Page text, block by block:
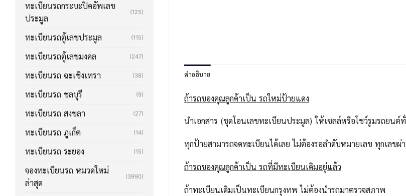
ทะเบียนรถกระบะปิคอัพเลข
ประมูล
(125)
ทะเบียนรถตู้เลขประมูล (115)
ทะเบียนรถตู้เลขมงคล (247)
ทะเบียนรถ ฉะเชิงเทรา (38)
ทะเบียนรถ ชลบุรี (9)
ทะเบียนรถ สงขลา (27)
ทะเบียนรถ ภูเก็ต (14)
ทะเบียนรถ ระยอง (15)
จองทะเบียนรถ หมวดใหม่
ล่าสุด
(3990)
คำอธิบาย
ถ้ารถของคุณลูกค้าเป็น รถใหม่ป้ายแดง
นำเอกสาร (ชุดโอนเลขทะเบียนประมูล) ให้เซลล์หรือโชว์รูมรถยนต์
ทุกป้ายสามารถจดทะเบียนได้เลย ไม่ต้องรอลำดับหมายเลข ทุกเลข
ถ้ารถของคุณลูกค้าเป็น รถที่มีทะเบียนเดิมอยู่แล้ว
ถ้าทะเบียนเดิมเป็นทะเบียนกรุงทพ ไม่ต้องนำรถมาตรวจสภาพ